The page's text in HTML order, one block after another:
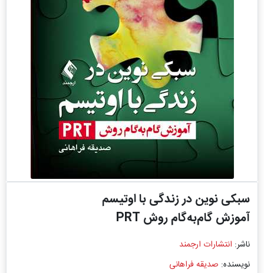
سبکی نوین در زندگی با اوتیسم
آموزش گام‌به‌گام روش PRT
ناشر: انتشارات ارجمند
نویسنده: صدیقه فراهانی